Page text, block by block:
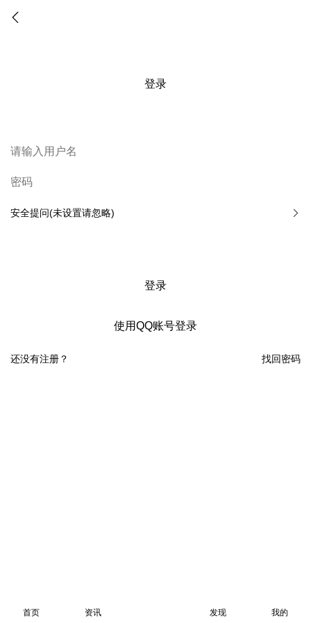
登录
安全提问(未设置请忽略)
登录
使用QQ账号登录
找回密码
还没有注册？
首页 资讯 发现 我的